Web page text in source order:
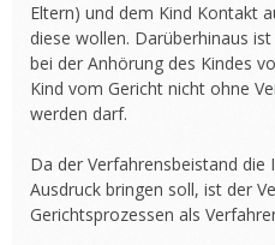
Eltern) und dem Kind Kontakt
diese wollen. Darüberhinaus
bei der Anhörung des Kindes
Kind vom Gericht nicht ohne
werden darf.
Da der Verfahrensbeistand die
Ausdruck bringen soll, ist der
Gerichtsprozessen als